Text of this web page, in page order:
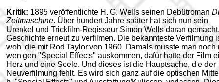
Kritik: 1895 veröffentlichte H. G. Wells seinen Debütroman
Zeitmaschine. Über hundert Jahre später hat sich nun sein
Urenkel und Trickfilm-Regisseur Simon Wells daran
Geschichte erneut zu verfilmen. Die bekannteste Verfilmung
wohl die mit Rod Taylor von 1960. Damals musste man noch
wenigen "Special Effects" auskommen, dafür hatte der Film
Herz und eine Seele. Und dieses ist die Hauptsache, die der
Neuverfilmung fehlt. Es wird sich ganz auf die optischen